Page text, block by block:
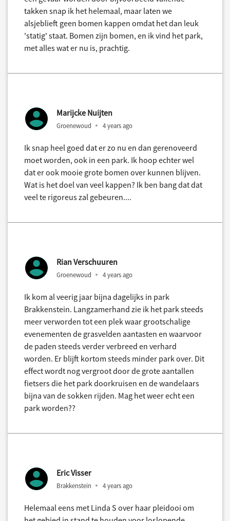
takken snap ik het helemaal, maar laten we
alsjeblieft geen bomen kappen omdat het dan leuk
'statig' staat. Bomen zijn bomen, en ik vind het park,
met alles wat er nu is, prachtig.
Marijcke Nuijten
Groenewoud 4 years ago
Ik snap heel goed dat er zo nu en dan gerenoveerd
moet worden, ook in een park. Ik hoop echter wel
dat er ook mooie grote bomen over kunnen blijven.
Wat is het doel van veel kappen? Ik ben bang dat dat
veel te rigoreus zal gebeuren....
Rian Verschuuren
Groenewoud 4 years ago
Ik kom al veerig jaar bijna dagelijks in park
Brakkenstein. Langzamerhand zie ik het park steeds
meer verworden tot een plek waar grootschalige
evenementen de grasvelden aantasten en waarvoor
de paden steeds verder verbreed en verhard
worden. Er blijft kortom steeds minder park over. Dit
effect wordt nog vergroot door de grote aantallen
fietsers die het park doorkruisen en de wandelaars
bijna van de sokken rijden. Mag het weer echt een
park worden??
Eric Visser
Brakkenstein 4 years ago
Helemaal eens met Linda S over haar pleidooi om